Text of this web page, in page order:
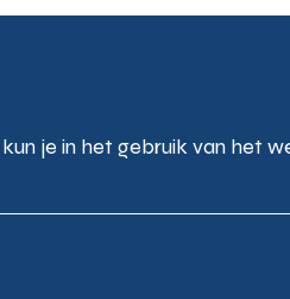
je in het gebruik van het